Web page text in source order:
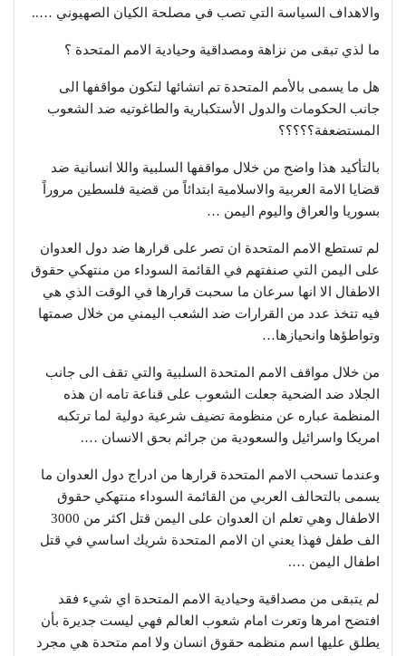
والاهداف السياسة التي تصب في مصلحة الكيان الصهيوني …..
ما لذي تبقى من نزاهة ومصداقية وحيادية الامم المتحدة ؟
هل ما يسمى بالأمم المتحدة تم انشائها لتكون مواقفها الى
جانب الحكومات والدول الأستكبارية والطاغوتيه ضد الشعوب
المستضعفة؟؟؟؟؟
بالتأكيد هذا واضح من خلال مواقفها السلبية واللا انسانية ضد
قضايا الامة العربية والاسلامية ابتدائاً من قضية فلسطين مروراً
بسوريا والعراق واليوم اليمن …
لم تستطع الامم المتحدة ان تصر على قرارها ضد دول العدوان
على اليمن التي صنفتهم في القائمة السوداء من منتهكي حقوق
الاطفال الا انها سرعان ما سحبت قرارها في الوقت الذي هي
فيه تتخذ عدد من القرارات ضد الشعب اليمني من خلال صمتها
وتواطؤها وانحيازها…
من خلال مواقف الامم المتحدة السلبية والتي تقف الى جانب
الجلاد ضد الضحية جعلت الشعوب على قناعة تامه ان هذه
المنظمة عباره عن منظومة تضيف شرعية دولية لما ترتكبه
امريكا واسرائيل والسعودية من جرائم بحق الانسان ….
وعندما تسحب الامم المتحدة قرارها من ادراج دول العدوان ما
يسمى بالتحالف العربي من القائمة السوداء منتهكي حقوق
الاطفال وهي تعلم ان العدوان على اليمن قتل اكثر من 3000
الف طفل فهذا يعني ان الامم المتحدة شريك اساسي في قتل
اطفال اليمن ….
لم يتبقى من مصداقية وحيادية الامم المتحدة اي شيء فقد
افتضح امرها وتعرت امام شعوب العالم فهي ليست جديرة بأن
يطلق عليها اسم منظمه حقوق انسان ولا امم متحدة هي مجرد